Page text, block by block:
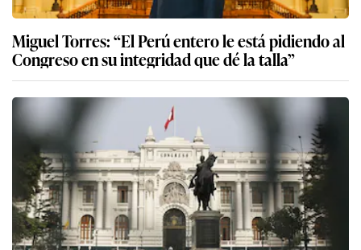
Miguel Torres: “El Perú entero le está pidiendo al
Congreso en su integridad que dé la talla”